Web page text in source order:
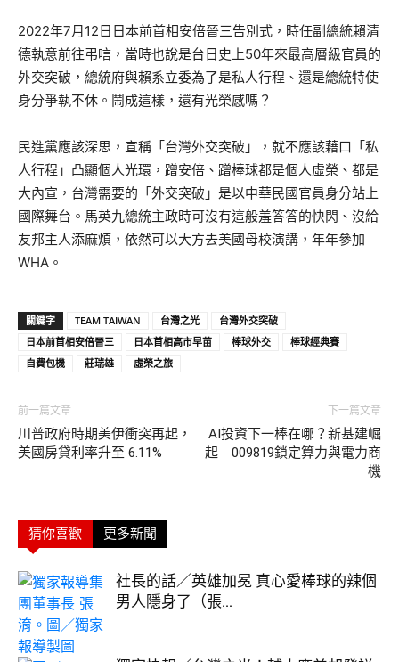
2022年7月12日日本前首相安倍晉三告別式，時任副總統賴清
德執意前往弔唁，當時也說是台日史上50年來最高層級官員的
外交突破，總統府與賴系立委為了是私人行程、還是總統特使
身分爭執不休。鬧成這樣，還有光榮感嗎？
民進黨應該深思，宣稱「台灣外交突破」，就不應該藉口「私
人行程」凸顯個人光環，蹭安倍、蹭棒球都是個人虛榮、都是
大內宣，台灣需要的「外交突破」是以中華民國官員身分站上
國際舞台。馬英九總統主政時可沒有這般羞答答的快閃、沒給
友邦主人添麻煩，依然可以大方去美國母校演講，年年參加
WHA。
關鍵字 TEAM TAIWAN 台灣之光
台灣外交突破
日本前首相安倍晉三
日本首相高市早苗 棒球外交
棒球經典賽
自費包機
莊瑞雄 虛榮之旅
前一篇文章
川普政府時期美伊衝突再起，
美國房貸利率升至 6.11%
下一篇文章
AI投資下一棒在哪？新基建崛
起 009819鎖定算力與電力商
機
猜你喜歡 更多新聞
社長的話／英雄加冕 真心愛棒球的辣個
男人隱身了（張...